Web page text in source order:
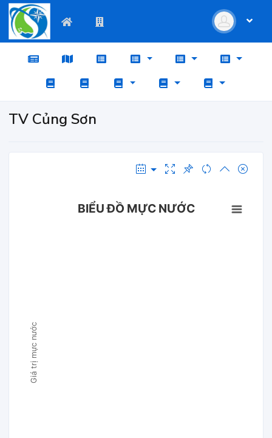
TV Củng Sơn
Giá trị mực nước
BIỂU ĐỒ MỰC NƯỚC